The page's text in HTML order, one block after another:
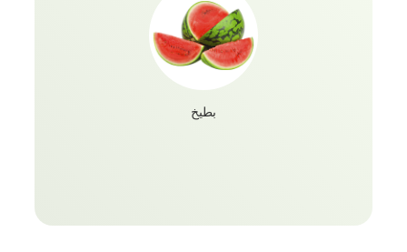
الأسنان وستيفيا العضوية وهو بديل صحي للسكر يقلل من
خطر تسوس الأسنان. الآن لم تعد تقلق بشأن احتياجات
أطفالك المتطورة للعناية بالفم ، وذلك بفضل معجون
أسنان دابر هيربل كيدز. نظرا لمذاقه الرائع ، سيشعر
طفلك بالرغبة في تنظيف الأسنان بالفرشاة ولن تضطر
إلى دفعه.
بطيخ